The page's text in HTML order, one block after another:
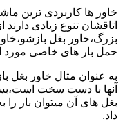
خاور ها کاربردی ترین
اتاقشان تنوع زیادی
بزرگ،خاور بغل
حمل بار های خاصی مورد
به عنوان مثال خاور بغل
آنها با دست سخت
بغل های آن میتوان بار
داد.